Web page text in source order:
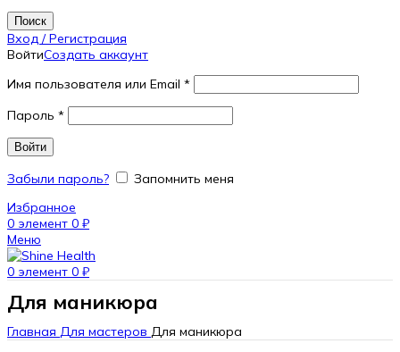
Поиск
Вход / Регистрация
ВойтиСоздать аккаунт
Имя пользователя или Email *
Пароль *
Войти
Забыли пароль?
Запомнить меня
Избранное
0 элемент 0 ₽
Меню
0 элемент 0 ₽
Для маникюра
Главная Для мастеров Для маникюра